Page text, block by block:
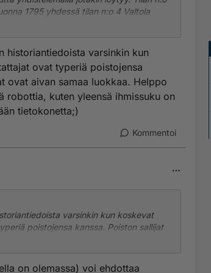
1795 yhdessä tilan n:o 4 Valtola
pojalleen Isak Steniukselle.
ja saatan palata aiheeseen
Lieksan historiatietojen
vastenmielistä? Ja miksi ylläpito ne
historiantiedoista varsinkin kun
ovat typeriä poistojensa
ovat aivan samaa luokkaa. Helppo
robottia, kuten yleensä ihmissuku on
tietokonetta;)
Kommentoi
varsinkin kun koskevat
poistojensa kanssa. Poiston sallijat
Helppo on vastuuhenkilöiden tietysti
on olemassa) voi ehdottaa